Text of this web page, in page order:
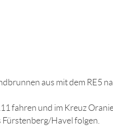
aus mit dem RE5
fahren und im Kreuz
Fürstenberg/Havel folgen.